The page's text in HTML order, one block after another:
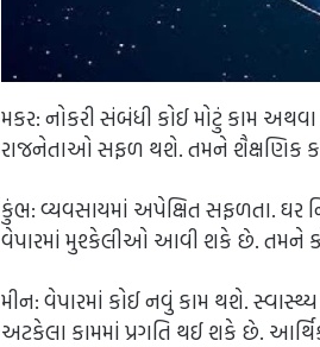
મકર: નોકરી સંબંધી કોઈ મોટું કામ
રાજનેતાઓ સફળ થશે. તમને શૈક્ષણિક
કુંભ: વ્યવસાયમાં અપેક્ષિત સફળતા. ઘર
વેપારમાં મુશ્કેલીઓ આવી શકે છે. તમને
મીન: વેપારમાં કોઈ નવું કામ થશે.
અટકેલા કામમાં પ્રગતિ થઈ શકે છે.